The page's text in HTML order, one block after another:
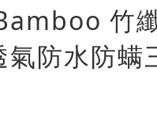
竹
氣防水防螨